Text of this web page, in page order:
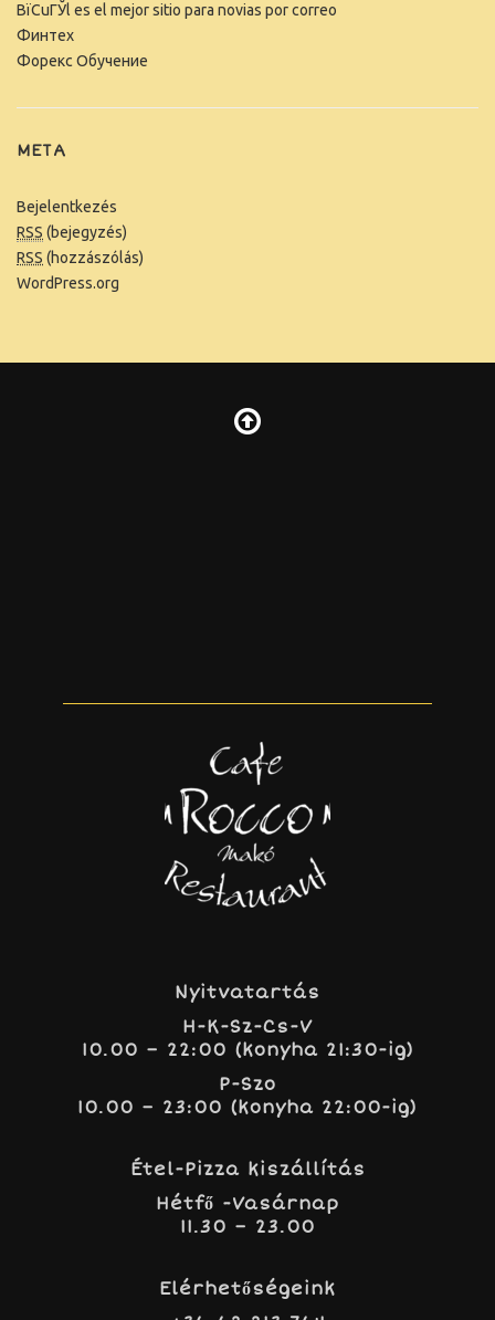
ВїCuГЎl es el mejor sitio para novias por correo
Финтех
Форекс Обучение
META
Bejelentkezés
RSS (bejegyzés)
RSS (hozzászólás)
WordPress.org
Nyitvatartás
H-K-Sz-Cs-V
10.00 – 22:00 (konyha 21:30-ig)
P-Szo
10.00 – 23:00 (konyha 22:00-ig)
Étel-Pizza kiszállítás
Hétfő -Vasárnap
11.30 – 23.00
Elérhetőségeink